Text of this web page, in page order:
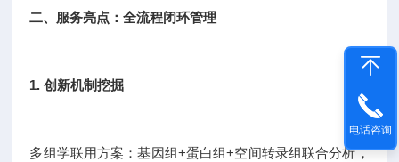
二、服务亮点：全流程闭环管理
1. 创新机制挖掘
多组学联用方案：基因组+蛋白组+空间转录组联合分析，
电话咨询